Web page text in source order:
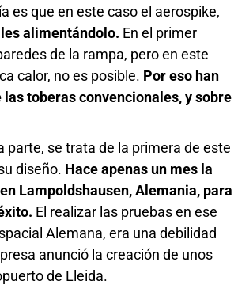
es que en este caso el aerospike,
alimentándolo. En el primer
de la rampa, pero en este
calor, no es posible. Por eso han
toberas convencionales, y sobre
parte, se trata de la primera de este
diseño. Hace apenas un mes la
Lampoldshausen, Alemania, para
El realizar las pruebas en ese
Alemana, era una debilidad
anunció la creación de unos
de Lleida.